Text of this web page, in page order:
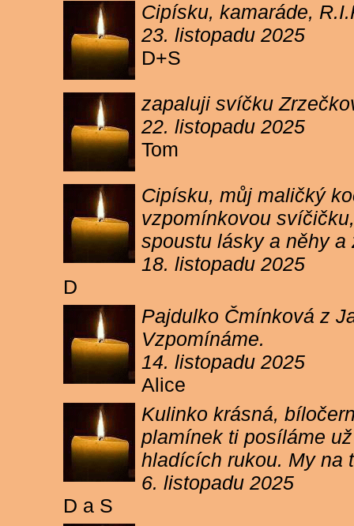
Cipísku, kamaráde,
23. listopadu 2025
D+S
zapaluji svíčku
22. listopadu 2025
Tom
Cipísku, můj maličký
vzpomínkovou
spoustu lásky a něhy
18. listopadu 2025
D
Pajdulko Čmínková z
Vzpomínáme.
14. listopadu 2025
Alice
Kulinko krásná,
plamínek ti posíláme
hladících rukou. My na
6. listopadu 2025
D a S